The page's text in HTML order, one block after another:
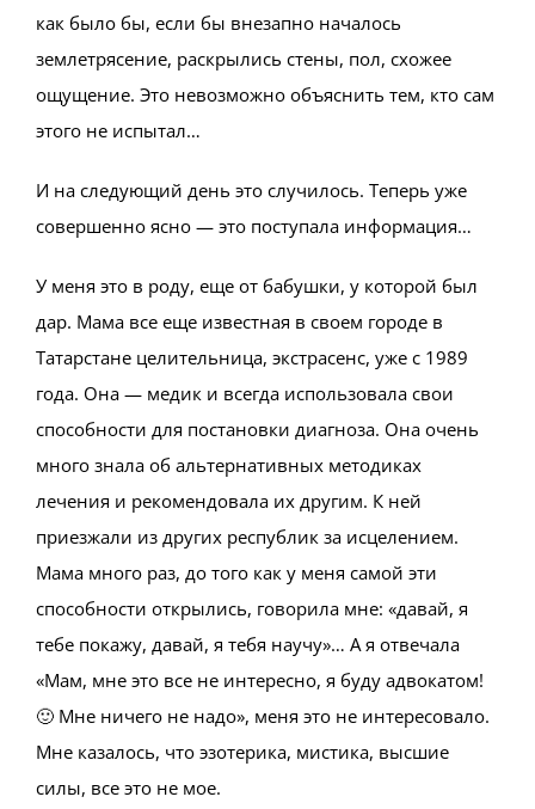
как было бы, если бы внезапно началось
землетрясение, раскрылись стены, пол, схожее
ощущение. Это невозможно объяснить тем, кто сам
этого не испытал…
И на следующий день это случилось. Теперь уже
совершенно ясно — это поступала информация…
У меня это в роду, еще от бабушки, у которой был
дар. Мама все еще известная в своем городе в
Татарстане целительница, экстрасенс, уже с 1989
года. Она — медик и всегда использовала свои
способности для постановки диагноза. Она очень
много знала об альтернативных методиках
лечения и рекомендовала их другим. К ней
приезжали из других республик за исцелением.
Мама много раз, до того как у меня самой эти
способности открылись, говорила мне: «давай, я
тебе покажу, давай, я тебя научу»… А я отвечала
«Мам, мне это все не интересно, я буду адвокатом!
🙂 Мне ничего не надо», меня это не интересовало.
Мне казалось, что эзотерика, мистика, высшие
силы, все это не мое.